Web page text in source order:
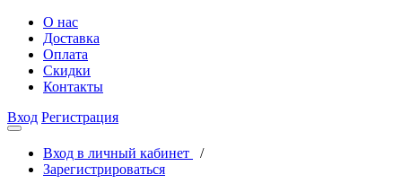
О нас
Доставка
Оплата
Скидки
Контакты
Вход Регистрация
Вход в личный кабинет
/
Зарегистрироваться